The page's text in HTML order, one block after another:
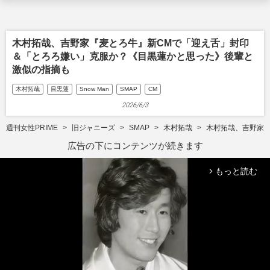
木村拓哉、吉野家『麦とろ牛』新CMで「迎え舌」封印
＆「とろろ嫌い」克服か？《目黒蓮かと思った》後輩と
激似の指摘も
木村拓哉 目黒蓮 Snow Man SMAP CM
2026/6/3
週刊女性PRIME 旧ジャニーズ SMAP 木村拓哉 木村拓哉、吉野家
広告の下にコンテンツが続きます
arrow_forward_ios もっと読む